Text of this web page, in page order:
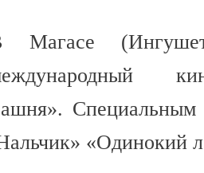
Магасе
«Одинокий